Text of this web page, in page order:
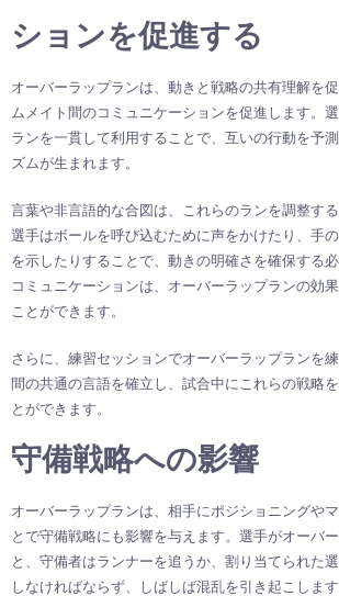
ションを促進する
オーバーラップランは、動きと戦略の共有理解を
ムメイト間のコミュニケーションを促進します。
ランを一貫して利用することで、互いの行動を予
ズムが生まれます。
言葉や非言語的な合図は、これらのランを調整する
選手はボールを呼び込むために声をかけたり、手
を示したりすることで、動きの明確さを確保する
コミュニケーションは、オーバーラップランの効
ことができます。
さらに、練習セッションでオーバーラップランを
間の共通の言語を確立し、試合中にこれらの戦略
とができます。
守備戦略への影響
オーバーラップランは、相手にポジショニングや
とで守備戦略にも影響を与えます。選手がオーバ
と、守備者はランナーを追うか、割り当てられた
しなければならず、しばしば混乱を引き起こします